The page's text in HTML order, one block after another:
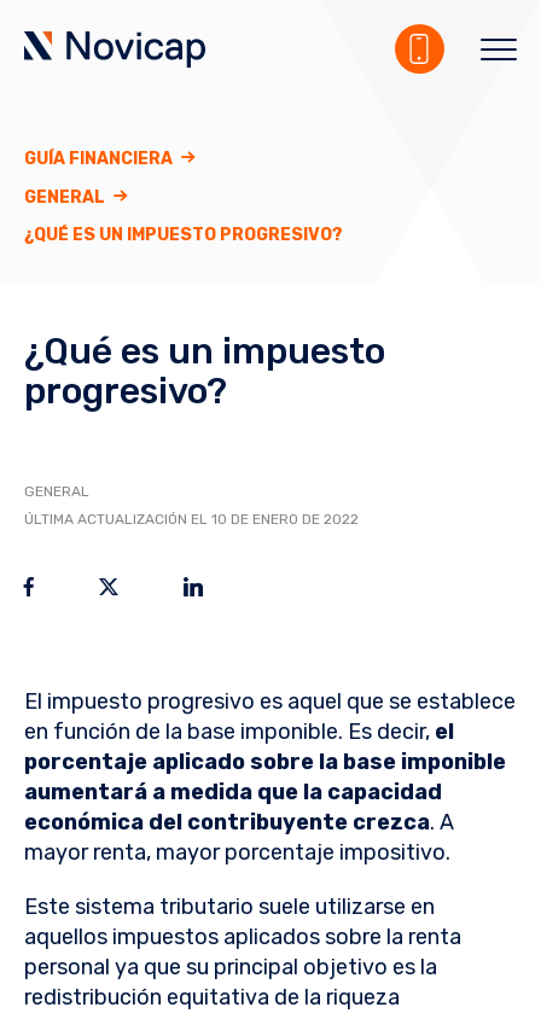
GUÍA FINANCIERA
GENERAL
¿QUÉ ES UN IMPUESTO PROGRESIVO?
¿Qué es un impuesto
progresivo?
GENERAL
ÚLTIMA ACTUALIZACIÓN EL 10 DE ENERO DE 2022
El impuesto progresivo es aquel que se establece
en función de la base imponible. Es decir, el
porcentaje aplicado sobre la base imponible
aumentará a medida que la capacidad
económica del contribuyente crezca. A
mayor renta, mayor porcentaje impositivo.
Este sistema tributario suele utilizarse en
aquellos impuestos aplicados sobre la renta
personal ya que su principal objetivo es la
redistribución equitativa de la riqueza